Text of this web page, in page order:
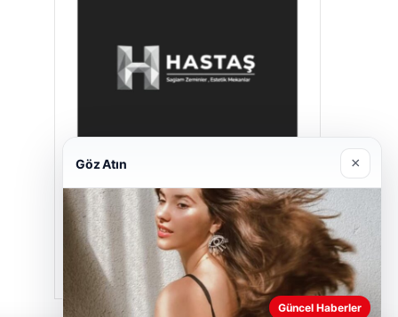
Hastaş Beton
26/05/2026
Göz Atın ×
Güncel Haberler